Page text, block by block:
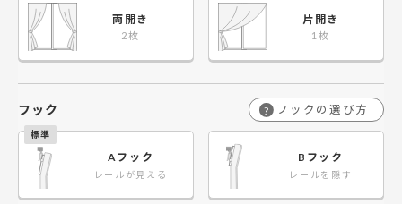
両開き 片開き
フック ? フックの選び方
Aフック
レールが見える
Bフック
レールを隠す